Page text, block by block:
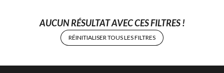
AUCUN RÉSULTAT AVEC CES FILTRES !
RÉINITIALISER TOUS LES FILTRES